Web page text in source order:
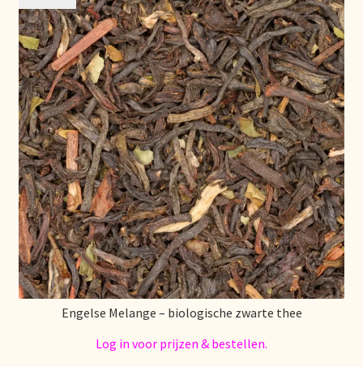
Sortiment
Stock matters
Surtido
Terms and Conditions
Über uns
Unsere Vision von Tee
Versand und Lieferung
Verzenden en bezorgen
Engelse Melange – biologische zwarte thee
Log in voor prijzen & bestellen.